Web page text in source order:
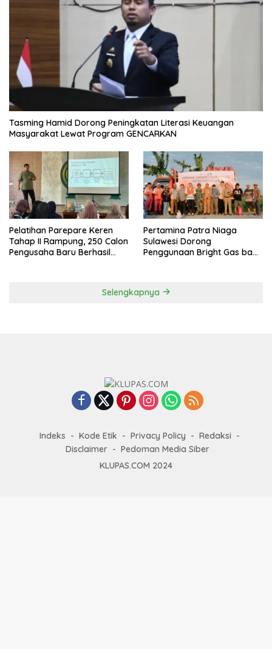
Tasming Hamid Dorong Peningkatan Literasi Keuangan
Masyarakat Lewat Program GENCARKAN
Pelatihan Parepare Keren
Tahap II Rampung, 250 Calon
Pengusaha Baru Berhasil
Pertamina Patra Niaga
Sulawesi Dorong
Penggunaan Bright Gas bagi
Selengkapnya
Indeks Kode Etik Privacy Policy
Redaksi
Disclaimer
Pedoman Media Siber
KLUPAS.COM 2024